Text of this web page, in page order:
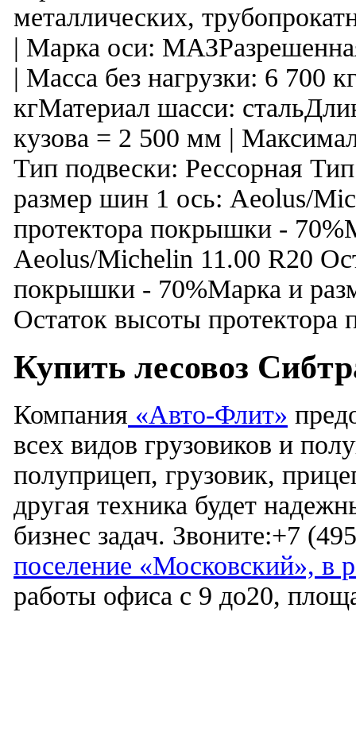
металлических,
| Марка оси:
| Масса без нагрузки: 6 700
кгМатериал шасси:
кузова = 2 500 мм |
Тип подвески: Рессорная
размер шин 1 ось: Aeolus/
протектора покрышки -
Aeolus/Michelin 11.00 R20
покрышки - 70%Марка и
Остаток высоты
Купить лесовоз
Компания «Авто-Флит»
всех видов грузовиков и
полуприцеп, грузовик,
другая техника будет
бизнес задач. Звоните:+7
поселение «Московский», в
работы офиса с 9 до20,